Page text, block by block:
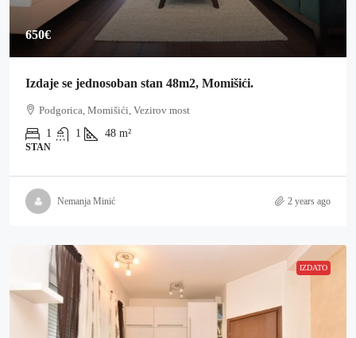
650€
Izdaje se jednosoban stan 48m2, Momišići.
Podgorica, Momišići, Vezirov most
1
1 48 m²
STAN
Nemanja Minić 2 years ago
IZDATO